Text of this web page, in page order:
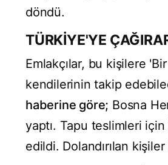
döndü.
TÜRKİYE'YE
Emlakçılar, bu kişilere
kendilerinin takip
haberine göre; Bosna
yaptı. Tapu teslimleri için
edildi. Dolandırılan